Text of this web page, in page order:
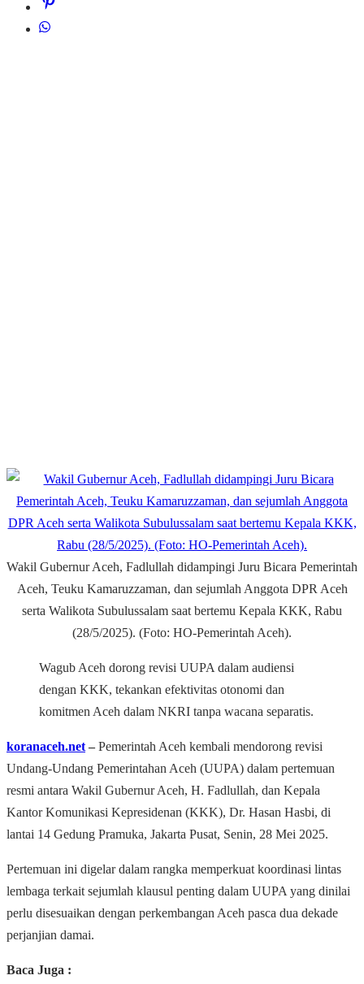
Wakil Gubernur Aceh, Fadlullah didampingi Juru Bicara Pemerintah
Aceh, Teuku Kamaruzzaman, dan sejumlah Anggota DPR Aceh
serta Walikota Subulussalam saat bertemu Kepala KKK, Rabu
(28/5/2025). (Foto: HO-Pemerintah Aceh).
Wagub Aceh dorong revisi UUPA dalam audiensi
dengan KKK, tekankan efektivitas otonomi dan
komitmen Aceh dalam NKRI tanpa wacana separatis.
koranaceh.net ‒ Pemerintah Aceh kembali mendorong revisi
Undang-Undang Pemerintahan Aceh (UUPA) dalam pertemuan
resmi antara Wakil Gubernur Aceh, H. Fadlullah, dan Kepala
Kantor Komunikasi Kepresidenan (KKK), Dr. Hasan Hasbi, di
lantai 14 Gedung Pramuka, Jakarta Pusat, Senin, 28 Mei 2025.
Pertemuan ini digelar dalam rangka memperkuat koordinasi lintas
lembaga terkait sejumlah klausul penting dalam UUPA yang dinilai
perlu disesuaikan dengan perkembangan Aceh pasca dua dekade
perjanjian damai.
Baca Juga :